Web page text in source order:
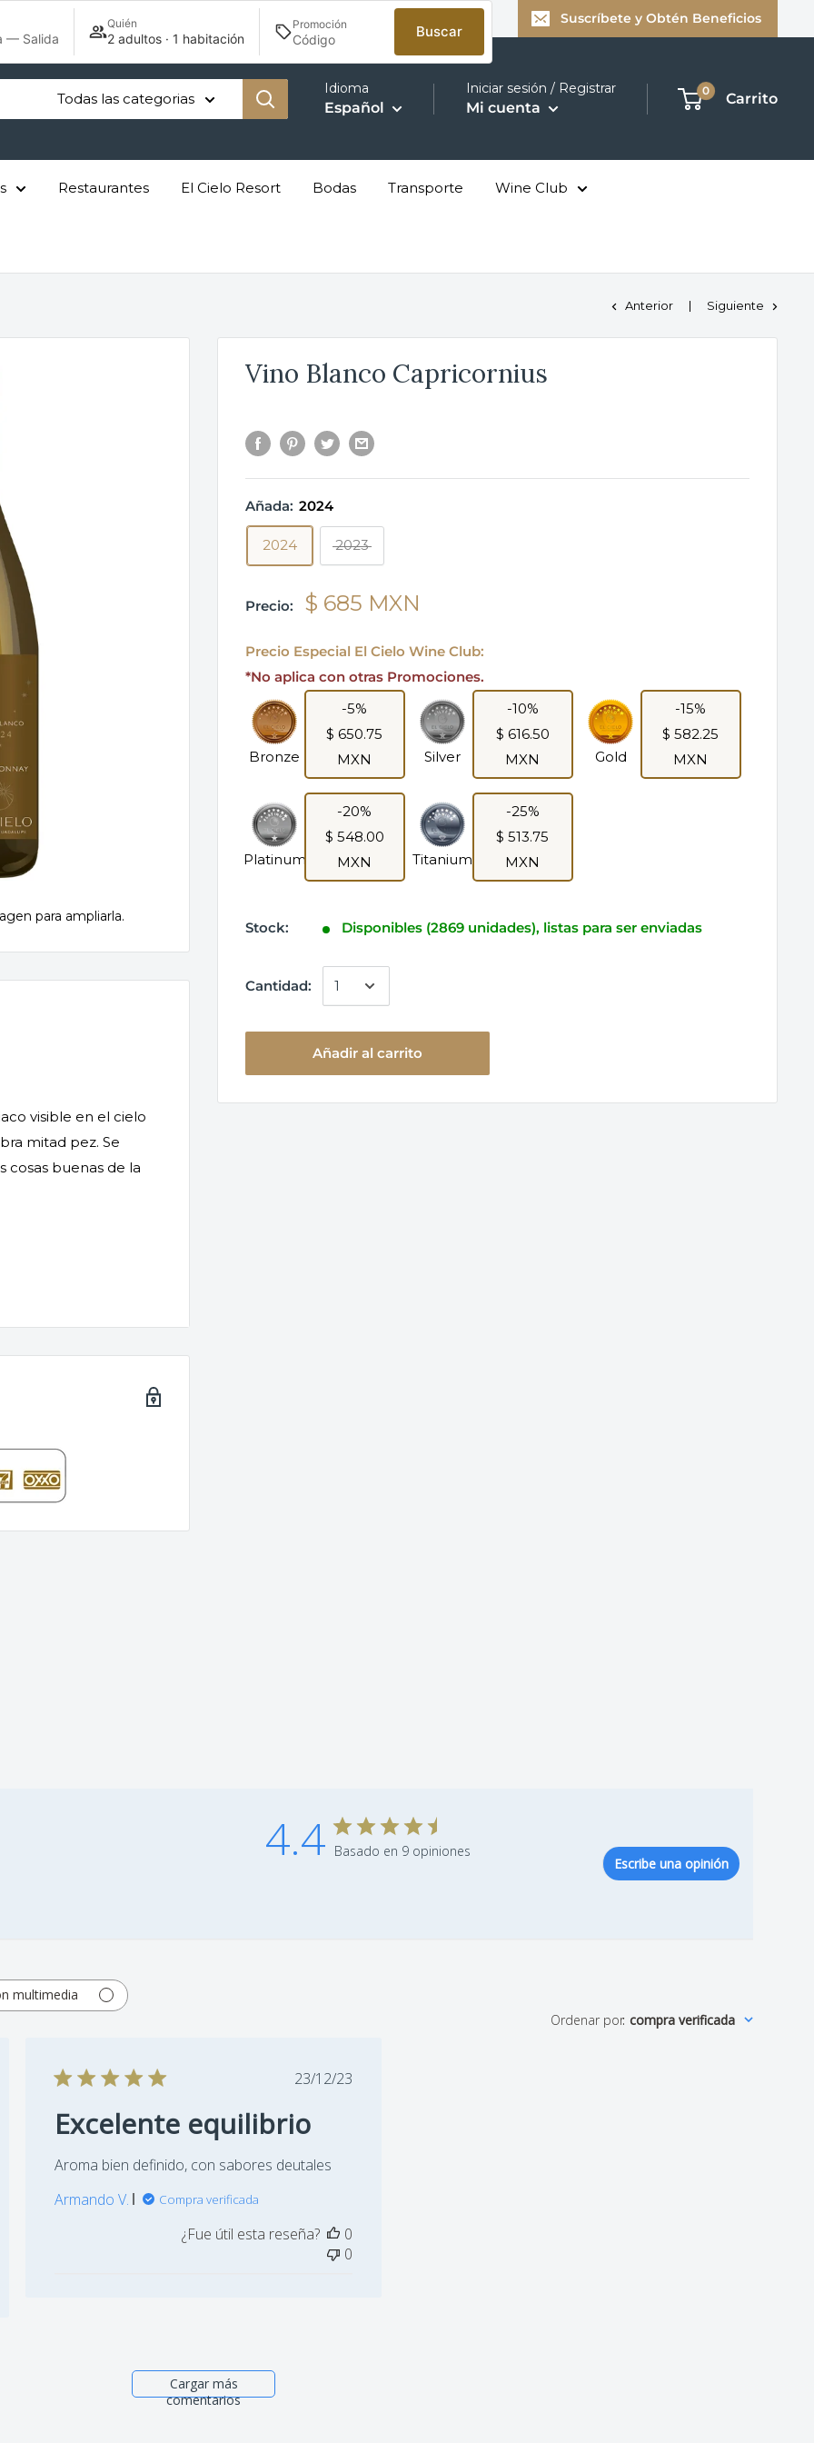
— Salida
Quién
2 adultos · 1 habitación
Promoción Buscar
Suscríbete y Obtén Beneficios
Todas las categorias
Idioma
Español
Iniciar sesión / Registrar
Mi cuenta
0 Carrito
Restaurantes El Cielo Resort Bodas Transporte Wine Club
Anterior Siguiente
para ampliarla.
Vino Blanco Capricornius
Añada: 2024
2024 2023
Precio: $ 685 MXN
Precio Especial El Cielo Wine Club:
*No aplica con otras Promociones.
Bronze
-5%
$ 650.75
MXN
Silver
-10%
$ 616.50
MXN
Gold
-15%
$ 582.25
MXN
Platinum
-20%
$ 548.00
MXN
Titanium
-25%
$ 513.75
MXN
Stock: Disponibles (2869 unidades), listas para ser enviadas
Cantidad:
Añadir al carrito
visible en el cielo
mitad pez. Se
cosas buenas de la
flores blancas y
elegantes
el paladar.
4.4 Basado en 9 opiniones
Escribe una opinión
multimedia
Ordenar por: compra verificada
Fecha
23/12/23
Excelente equilibrio
Aroma bien definido, con sabores deutales
Armando V.
Compra verificada
¿Fue útil esta reseña?
0
0
Cargar más
comentarios